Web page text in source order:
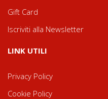
Gift Card
Iscriviti alla Newsletter
LINK UTILI
Privacy Policy
Cookie Policy